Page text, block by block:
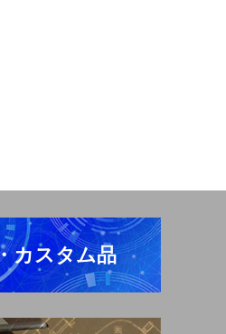
カスタム品